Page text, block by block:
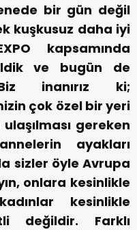
bir gün değil
kuşkusuz daha iyi
kapsamında
ve bugün de
inanırız ki;
çok özel bir yeri
gereken
ayakları
sizler öyle Avrupa
onlara kesinlikle
kesinlikle
değildir. Farklı